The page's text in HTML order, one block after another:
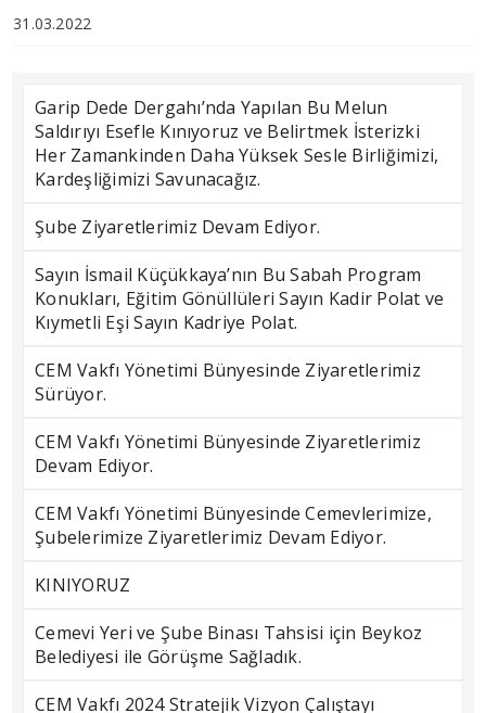
31.03.2022
Garip Dede Dergahı’nda Yapılan Bu Melun
Saldırıyı Esefle Kınıyoruz ve Belirtmek İsterizki
Her Zamankinden Daha Yüksek Sesle Birliğimizi,
Kardeşliğimizi Savunacağız.
Şube Ziyaretlerimiz Devam Ediyor.
Sayın İsmail Küçükkaya’nın Bu Sabah Program
Konukları, Eğitim Gönüllüleri Sayın Kadir Polat ve
Kıymetli Eşi Sayın Kadriye Polat.
CEM Vakfı Yönetimi Bünyesinde Ziyaretlerimiz
Sürüyor.
CEM Vakfı Yönetimi Bünyesinde Ziyaretlerimiz
Devam Ediyor.
CEM Vakfı Yönetimi Bünyesinde Cemevlerimize,
Şubelerimize Ziyaretlerimiz Devam Ediyor.
KINIYORUZ
Cemevi Yeri ve Şube Binası Tahsisi için Beykoz
Belediyesi ile Görüşme Sağladık.
CEM Vakfı 2024 Stratejik Vizyon Çalıştayı